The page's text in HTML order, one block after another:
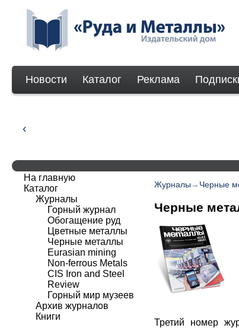
Новости Каталог Реклама
Журналы → Черные
Черные
Третий номер
На главную
Каталог
Журналы
Горный журнал
Обогащение руд
Цветные металлы
Черные металлы
Eurasian mining
Non-ferrous Мetals
CIS Iron and Steel
Review
Горный мир музеев
Архив журналов
Книги